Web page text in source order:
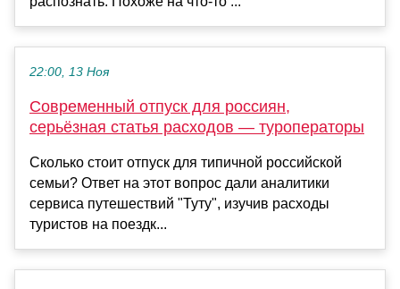
22:00, 13 Ноя
Современный отпуск для россиян,
серьёзная статья расходов — туроператоры
Сколько стоит отпуск для типичной российской
семьи? Ответ на этот вопрос дали аналитики
сервиса путешествий "Туту", изучив расходы
туристов на поездк...